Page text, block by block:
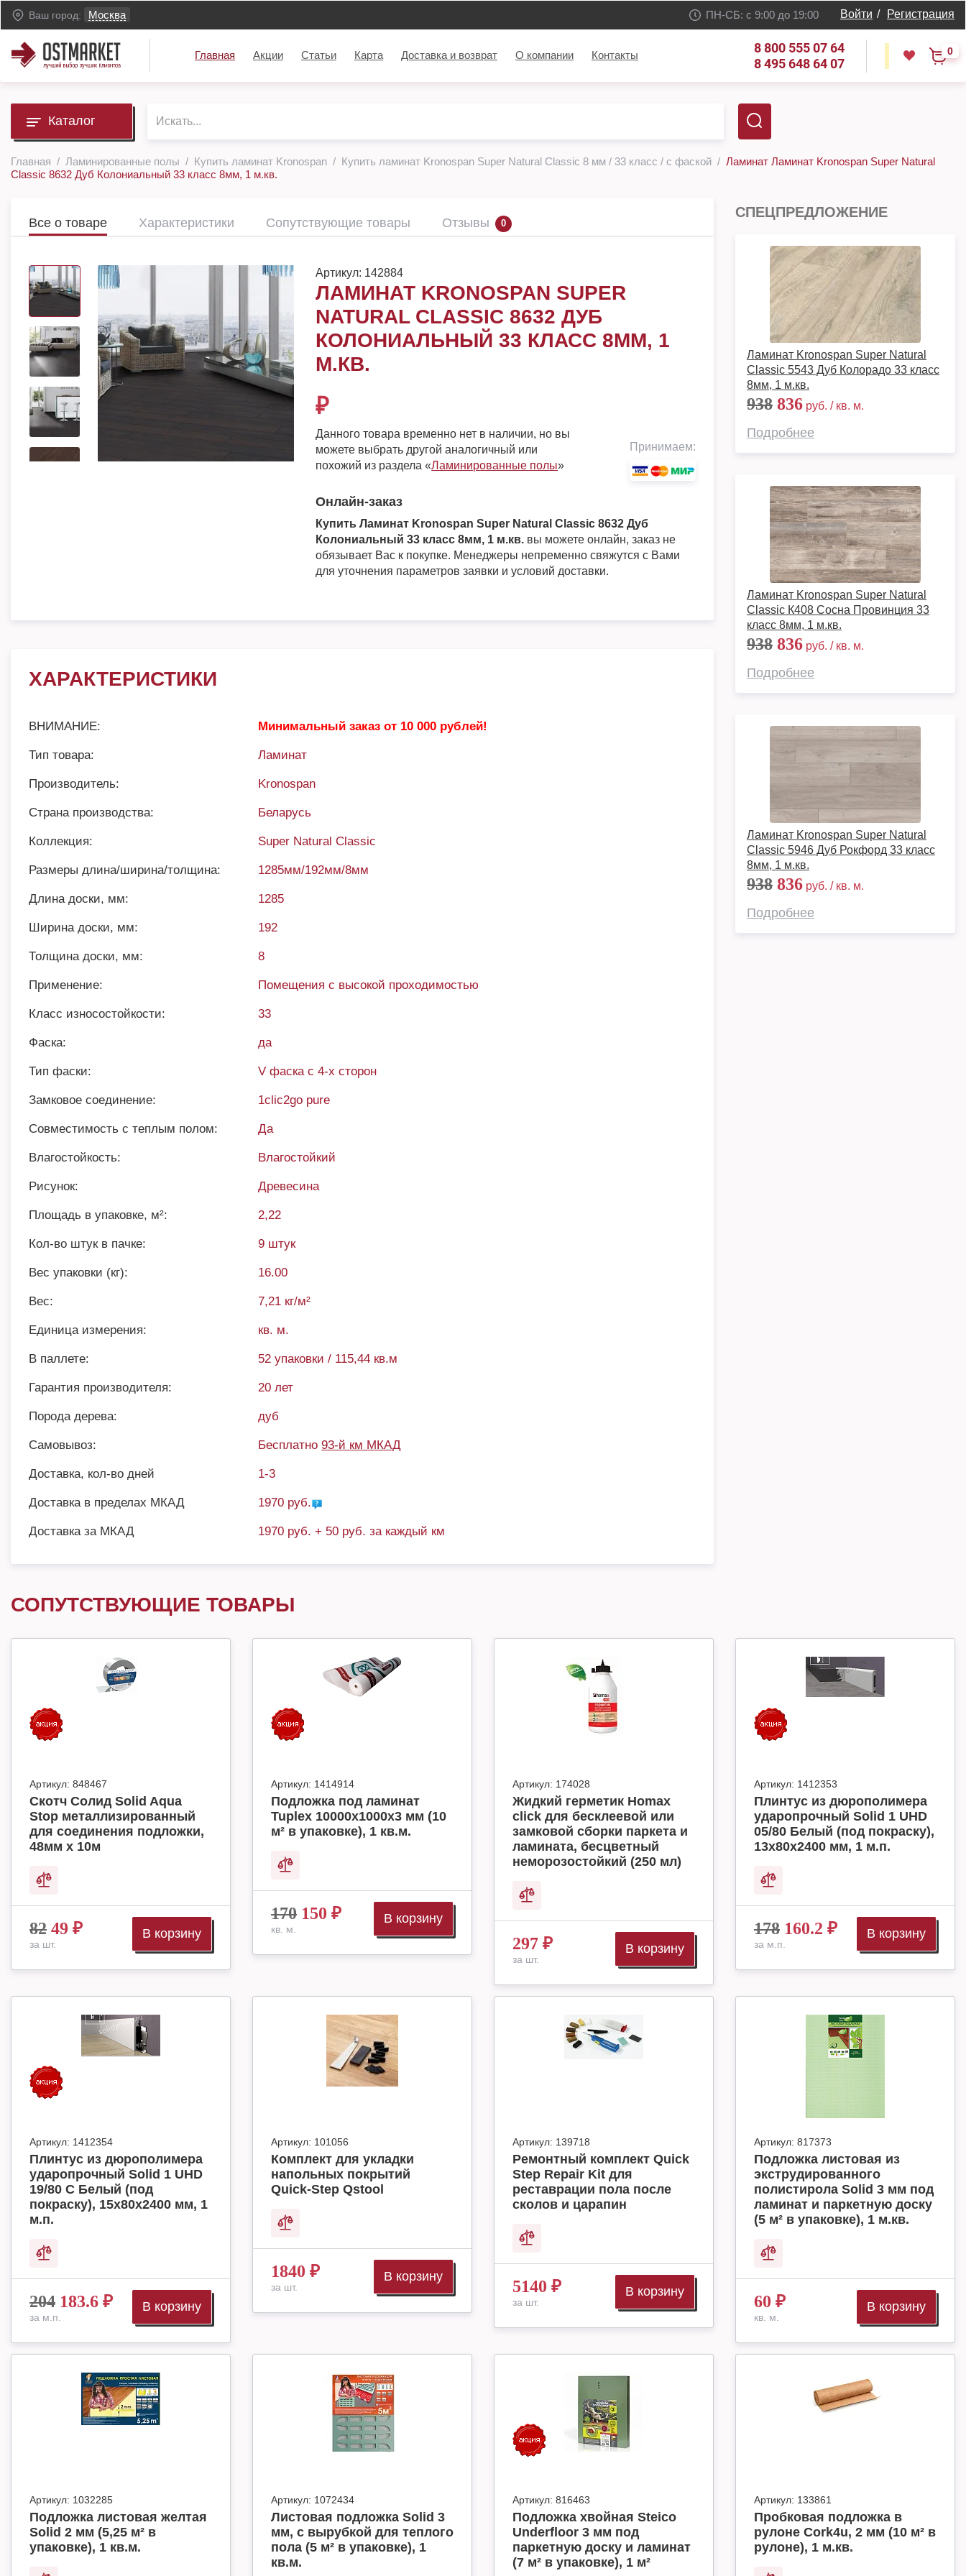
Ваш город: Москва ПН-СБ: с 9:00 до 19:00 Войти / Регистрация
Главная Акции Статьи Карта Доставка и возврат О компании Контакты
8 800 555 07 64
8 495 648 64 07
0
Каталог
Главная Ламинированные полы Купить ламинат Kronospan Купить ламинат Kronospan Super Natural Classic 8 мм / 33 класс / с фаской
Ламинат Ламинат Kronospan Super Natural
Classic 8632 Дуб Колониальный 33 класс 8мм, 1 м.кв.
Все о товаре Характеристики Сопутствующие товары Отзывы 0
Артикул: 142884
ЛАМИНАТ KRONOSPAN SUPER
NATURAL CLASSIC 8632 ДУБ
КОЛОНИАЛЬНЫЙ 33 КЛАСС 8ММ, 1
М.КВ.
₽
Данного товара временно нет в наличии, но вы
можете выбрать другой аналогичный или
похожий из раздела «Ламинированные полы»
Принимаем:
Онлайн-заказ
Купить Ламинат Kronospan Super Natural Classic 8632 Дуб
Колониальный 33 класс 8мм, 1 м.кв. вы можете онлайн, заказ не
обязывает Вас к покупке. Менеджеры непременно свяжутся с Вами
для уточнения параметров заявки и условий доставки.
ХАРАКТЕРИСТИКИ
ВНИМАНИЕ: Минимальный заказ от 10 000 рублей!
Тип товара: Ламинат
Производитель: Kronospan
Страна производства: Беларусь
Коллекция: Super Natural Classic
Размеры длина/ширина/толщина: 1285мм/192мм/8мм
Длина доски, мм: 1285
Ширина доски, мм: 192
Толщина доски, мм: 8
Применение: Помещения с высокой проходимостью
Класс износостойкости: 33
Фаска: да
Тип фаски: V фаска с 4-х сторон
Замковое соединение: 1clic2go pure
Совместимость с теплым полом: Да
Влагостойкость: Влагостойкий
Рисунок: Древесина
Площадь в упаковке, м²: 2,22
Кол-во штук в пачке: 9 штук
Вес упаковки (кг): 16.00
Вес: 7,21 кг/м²
Единица измерения: кв. м.
В паллете: 52 упаковки / 115,44 кв.м
Гарантия производителя: 20 лет
Порода дерева: дуб
Самовывоз: Бесплатно93-й км МКАД
Доставка, кол-во дней 1-3
Доставка в пределах МКАД 1970 руб.
Доставка за МКАД 1970 руб. + 50 руб. за каждый км
СПЕЦПРЕДЛОЖЕНИЕ
Ламинат Kronospan Super Natural
Classic 5543 Дуб Колорадо 33 класс
8мм, 1 м.кв.
938 836 руб. / кв. м.
Подробнее
Ламинат Kronospan Super Natural
Classic К408 Сосна Провинция 33
класс 8мм, 1 м.кв.
938 836 руб. / кв. м.
Подробнее
Ламинат Kronospan Super Natural
Classic 5946 Дуб Рокфорд 33 класс
8мм, 1 м.кв.
938 836 руб. / кв. м.
Подробнее
СОПУТСТВУЮЩИЕ ТОВАРЫ
Артикул: 848467
Скотч Солид Solid Aqua
Stop металлизированный
для соединения подложки,
48мм х 10м
82 49 ₽
за шт.
В корзину
Артикул: 1414914
Подложка под ламинат
Tuplex 10000x1000x3 мм (10
м² в упаковке), 1 кв.м.
170 150 ₽
кв. м.
В корзину
Артикул: 174028
Жидкий герметик Homax
click для бесклеевой или
замковой сборки паркета и
ламината, бесцветный
неморозостойкий (250 мл)
297 ₽
за шт.
В корзину
Артикул: 1412353
Плинтус из дюрополимера
ударопрочный Solid 1 UHD
05/80 Белый (под покраску),
13х80х2400 мм, 1 м.п.
178 160.2 ₽
за м.п.
В корзину
Артикул: 1412354
Плинтус из дюрополимера
ударопрочный Solid 1 UHD
19/80 C Белый (под
покраску), 15х80х2400 мм, 1
м.п.
204 183.6 ₽
за м.п.
В корзину
Артикул: 101056
Комплект для укладки
напольных покрытий
Quick-Step Qstool
1840 ₽
за шт.
В корзину
Артикул: 139718
Ремонтный комплект Quick
Step Repair Kit для
реставрации пола после
сколов и царапин
5140 ₽
за шт.
В корзину
Артикул: 817373
Подложка листовая из
экструдированного
полистирола Solid 3 мм под
ламинат и паркетную доску
(5 м² в упаковке), 1 м.кв.
60 ₽
кв. м.
В корзину
Артикул: 1032285
Подложка листовая желтая
Solid 2 мм (5,25 м² в
упаковке), 1 кв.м.
Артикул: 1072434
Листовая подложка Solid 3
мм, с вырубкой для теплого
пола (5 м² в упаковке), 1
кв.м.
Артикул: 816463
Подложка хвойная Steico
Underfloor 3 мм под
паркетную доску и ламинат
(7 м² в упаковке), 1 м²
Артикул: 133861
Пробковая подложка в
рулоне Cork4u, 2 мм (10 м² в
рулоне), 1 м.кв.